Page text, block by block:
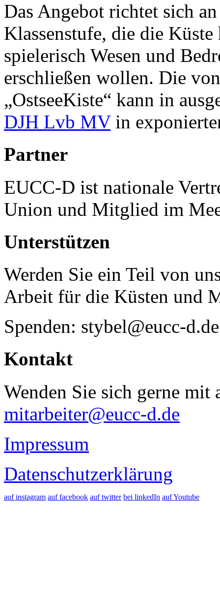
Das Angebot richtet sich
Klassenstufe, die die
spielerisch Wesen und
erschließen wollen. Die
„OstseeKiste“ kann in
DJH Lvb MVin
Partner
EUCC-D ist nationale
Union und Mitglied im
Unterstützen
Werden Sie ein Teil von
Arbeit für die Küsten und
Spenden: stybel@eucc-d.de
Kontakt
Wenden Sie sich gerne mit
mitarbeiter@eucc-d.de
Impressum
Datenschutzerklärung
auf instagram auf facebook auf twitter bei linkedIn auf Youtube